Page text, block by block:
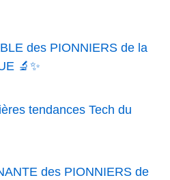
des PIONNIERS de la
🔬✨
tendances Tech du
des PIONNIERS de